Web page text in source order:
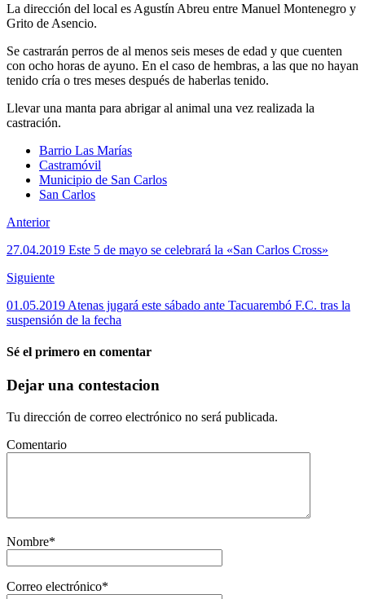
La dirección del local es Agustín Abreu entre Manuel Montenegro y
Grito de Asencio.
Se castrarán perros de al menos seis meses de edad y que cuenten
con ocho horas de ayuno. En el caso de hembras, a las que no hayan
tenido cría o tres meses después de haberlas tenido.
Llevar una manta para abrigar al animal una vez realizada la
castración.
Barrio Las Marías
Castramóvil
Municipio de San Carlos
San Carlos
Anterior
27.04.2019 Este 5 de mayo se celebrará la «San Carlos Cross»
Siguiente
01.05.2019 Atenas jugará este sábado ante Tacuarembó F.C. tras la
suspensión de la fecha
Sé el primero en comentar
Dejar una contestacion
Tu dirección de correo electrónico no será publicada.
Comentario
Nombre*
Correo electrónico*